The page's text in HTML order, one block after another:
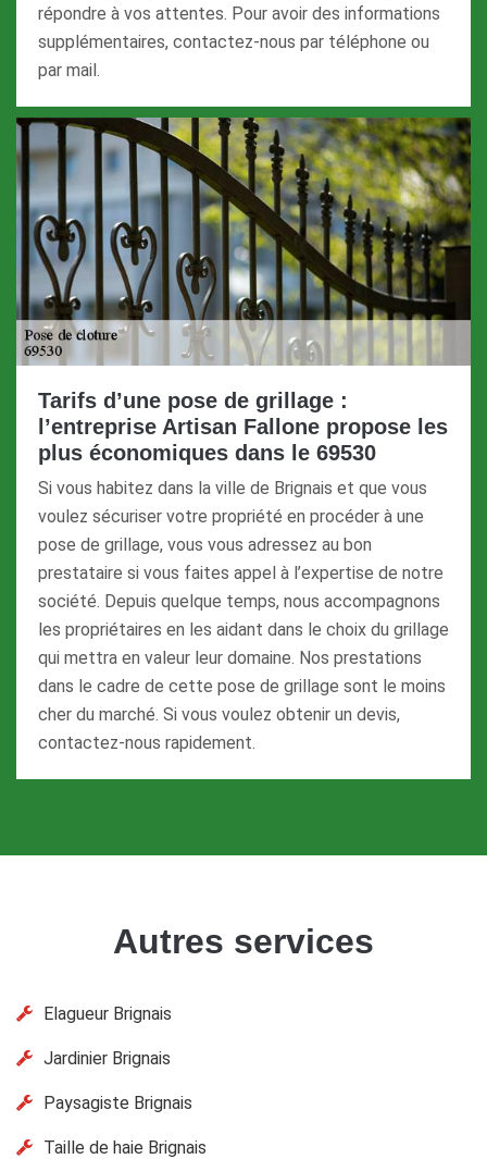
répondre à vos attentes. Pour avoir des informations
supplémentaires, contactez-nous par téléphone ou
par mail.
Tarifs d’une pose de grillage :
l’entreprise Artisan Fallone propose les
plus économiques dans le 69530
Si vous habitez dans la ville de Brignais et que vous
voulez sécuriser votre propriété en procéder à une
pose de grillage, vous vous adressez au bon
prestataire si vous faites appel à l’expertise de notre
société. Depuis quelque temps, nous accompagnons
les propriétaires en les aidant dans le choix du grillage
qui mettra en valeur leur domaine. Nos prestations
dans le cadre de cette pose de grillage sont le moins
cher du marché. Si vous voulez obtenir un devis,
contactez-nous rapidement.
Autres services
Elagueur Brignais
Jardinier Brignais
Paysagiste Brignais
Taille de haie Brignais